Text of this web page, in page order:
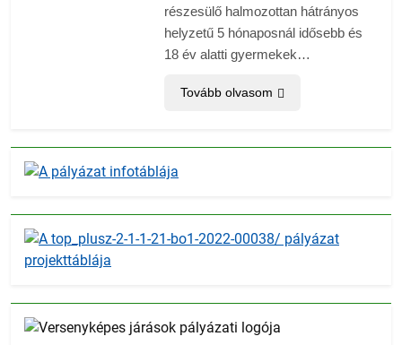
részesülő halmozottan hátrányos
helyzetű 5 hónaposnál idősebb és
18 év alatti gyermekek…
Tovább olvasom